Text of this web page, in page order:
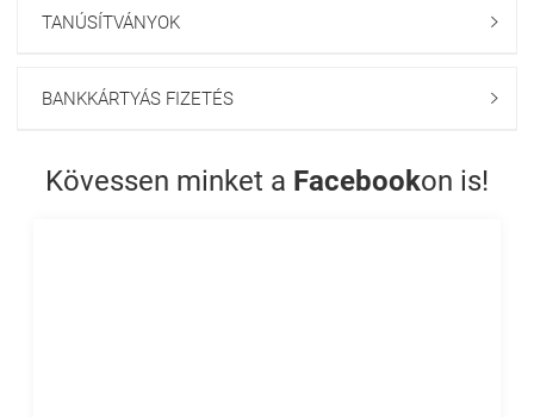
TANÚSÍTVÁNYOK 
BANKKÁRTYÁS FIZETÉS 
Kövessen minket a Facebookon is!